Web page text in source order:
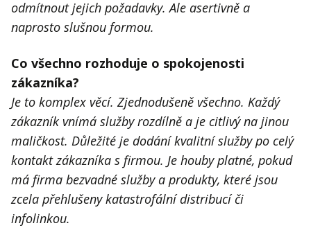
odmítnout jejich požadavky. Ale asertivně a
naprosto slušnou formou.
Co všechno rozhoduje o spokojenosti
zákazníka?
Je to komplex věcí. Zjednodušeně všechno. Každý
zákazník vnímá služby rozdílně a je citlivý na jinou
maličkost. Důležité je dodání kvalitní služby po celý
kontakt zákazníka s firmou. Je houby platné, pokud
má firma bezvadné služby a produkty, které jsou
zcela přehlušeny katastrofální distribucí či
infolinkou.